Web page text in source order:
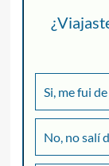
Si, me fui
No, no salí